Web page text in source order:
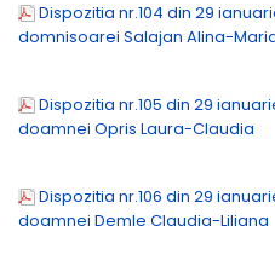
Dispozitia nr.104 din 29
domnisoarei Salajan Alina-
Dispozitia nr.105 din 29
doamnei Opris Laura-Claudia
Dispozitia nr.106 din 29
doamnei Demle Claudia-Liliana